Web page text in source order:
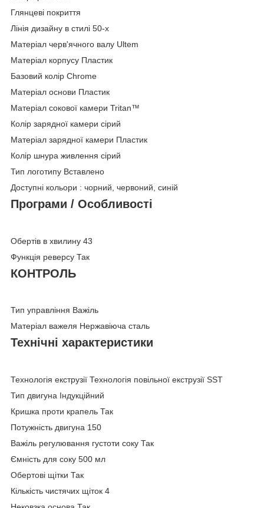
Глянцеві покриття
Лінія дизайну в стилі 50-х
Матеріал черв'ячного валу Ultem
Матеріал корпусу Пластик
Базовий колір Chrome
Матеріал основи Пластик
Матеріал сокової камери Tritan™
Колір зарядної камери сірий
Матеріал зарядної камери Пластик
Колір шнура живлення сірий
Тип логотипу Вставлено
Доступні кольори : чорний, червоний, синій
Програми / Особливості
Обертів в хвилину 43
Функція реверсу Так
КОНТРОЛЬ
Тип управління Важіль
Матеріал важеля Нержавіюча сталь
Технічні характеристики
Технологія екструзії Технологія повільної екструзії SST
Тип двигуна Індукційний
Кришка проти крапель Так
Потужність двигуна 150
Важіль регулювання густоти соку Так
Ємність для соку 500 мл
Обертові щітки Так
Кількість чистячих щіток 4